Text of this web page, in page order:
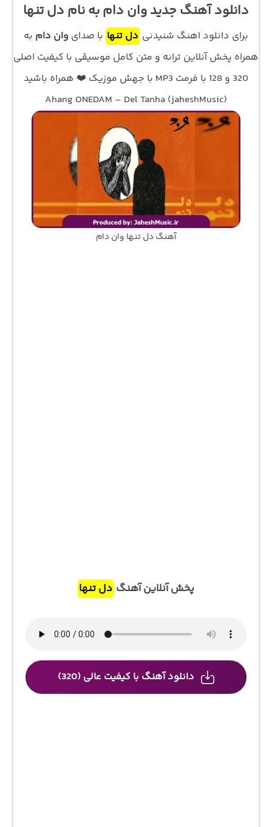
دانلود آهنگ جدید وان دام به نام دل تنها
برای دانلود اهنگ شنیدنی دل تنها با صدای وان دام به
همراه پخش آنلاین ترانه و متن کامل موسیقی با کیفیت اصلی
320 و 128 با فرمت MP3 با جهش موزیک ❤️ همراه باشید
Ahang ONEDAM – Del Tanha (jaheshMusic)
آهنگ دل تنها وان دام
پخش آنلاین آهنگ دل تنها
دانلود آهنگ با کیفیت عالی (320)